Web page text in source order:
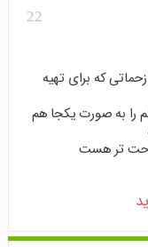
22
که برای تهیه
اگر تمام این ۱۰ فیلم را به صورت یکجا هم
تر هست